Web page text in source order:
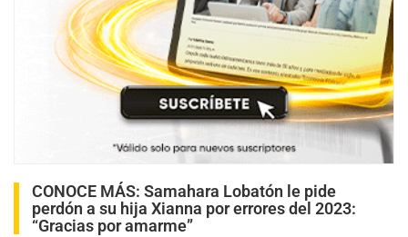
CONOCE MÁS: Samahara Lobatón le pide
perdón a su hija Xianna por errores del 2023:
“Gracias por amarme”